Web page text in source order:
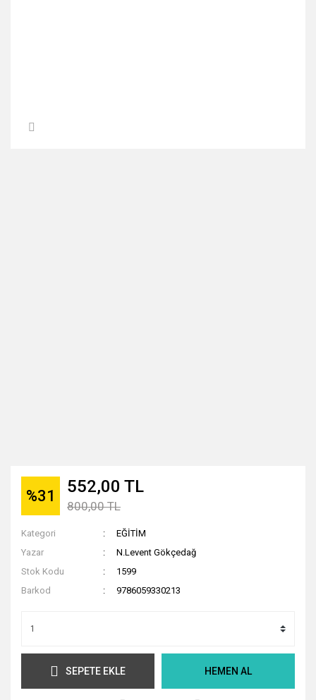
%31 552,00 TL
800,00 TL
Kategori
EĞİTİM
Yazar
N.Levent Gökçedağ
Stok Kodu
1599
Barkod
9786059330213
SEPETE EKLE HEMEN AL